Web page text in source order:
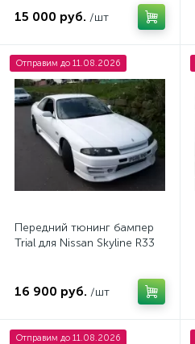
15 000 руб. /шт
Отправим до 11.08.2026
Передний тюнинг бампер
Trial для Nissan Skyline R33
16 900 руб. /шт
Отправим до 11.08.2026